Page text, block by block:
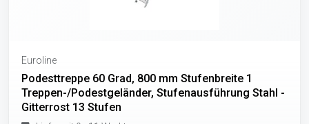
Euroline
Podesttreppe 60 Grad, 800 mm Stufenbreite 1
Treppen-/Podestgeländer, Stufenausführung Stahl -
Gitterrost 13 Stufen